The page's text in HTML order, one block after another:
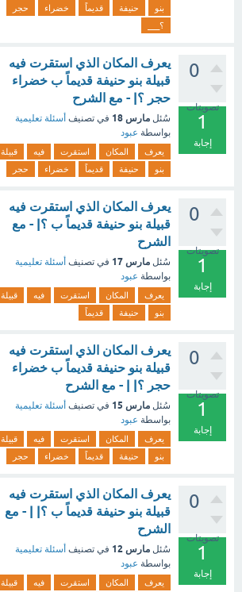
بنو حنيفة قديماً خضراء
حجر
؟___
0
تصويتات
1
إجابة
يعرف المكان الذي استقرت فيه
قبيلة بنو حنيفة قديماً ب خضراء
حجر ؟| - مع الشرح
سُئل مارس 18 في تصنيف أسئلة تعليمية
بواسطة عبود
يعرف المكان استقرت فيه
قبيلة
بنو
حنيفة قديماً خضراء حجر
0
تصويتات
1
إجابة
يعرف المكان الذي استقرت فيه
قبيلة بنو حنيفة قديماً ب ؟| - مع
الشرح
سُئل مارس 17 في تصنيف أسئلة تعليمية
بواسطة عبود
يعرف المكان استقرت فيه
قبيلة
بنو
حنيفة قديماً
0
تصويتات
1
إجابة
يعرف المكان الذي استقرت فيه
قبيلة بنو حنيفة قديماً ب خضراء
حجر ؟| | - مع الشرح
سُئل مارس 15 في تصنيف أسئلة تعليمية
بواسطة عبود
يعرف المكان استقرت فيه
قبيلة
بنو
حنيفة قديماً خضراء حجر
0
تصويتات
1
إجابة
يعرف المكان الذي استقرت فيه
قبيلة بنو حنيفة قديماً ب ؟| | - مع
الشرح
سُئل مارس 12 في تصنيف أسئلة تعليمية
بواسطة عبود
يعرف المكان استقرت فيه
قبيلة